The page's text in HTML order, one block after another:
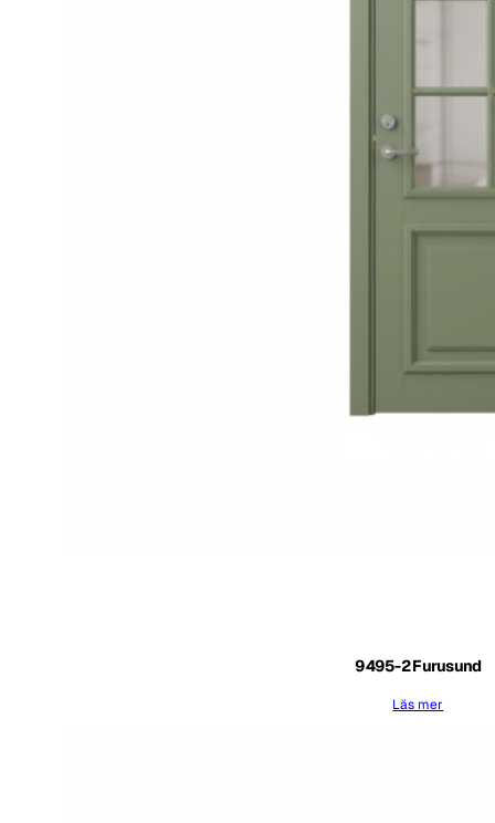
9495-2 Furusund
Läs mer